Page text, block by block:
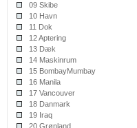
09 Skibe
10 Havn
11 Dok
12 Aptering
13 Dæk
14 Maskinrum
15 BombayMumbay
16 Manila
17 Vancouver
18 Danmark
19 Iraq
20 Grønland